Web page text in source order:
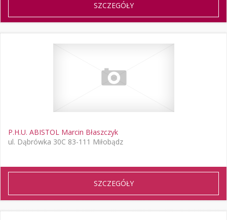
SZCZEGÓŁY
P.H.U. ABISTOL Marcin Błaszczyk
ul. Dąbrówka 30C 83-111 Miłobądz
SZCZEGÓŁY